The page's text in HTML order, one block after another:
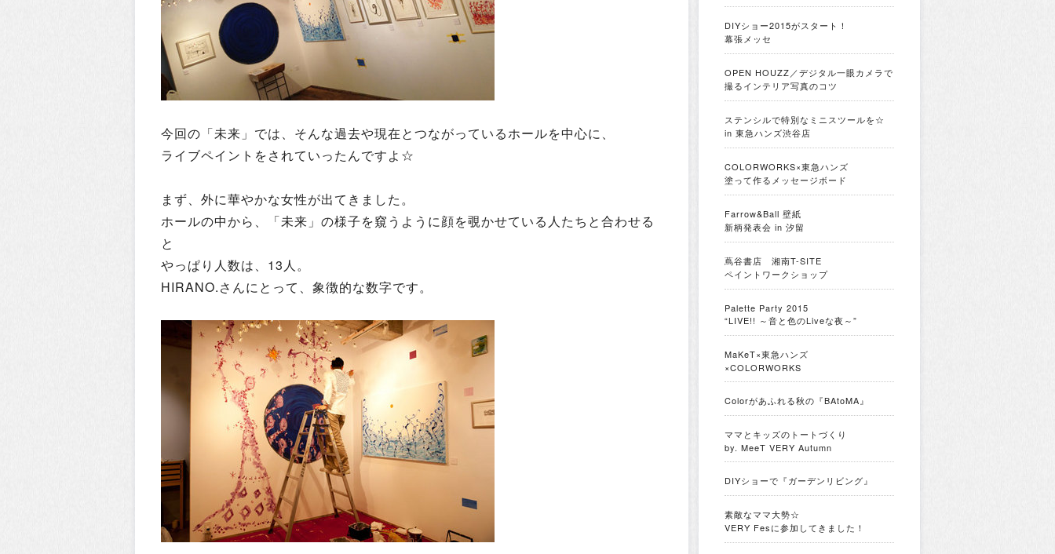
今回の「未来」では、そんな過去や現在とつながっているホールを中心に、
ライブペイントをされていったんですよ☆
まず、外に華やかな女性が出てきました。
ホールの中から、「未来」の様子を窺うように顔を覗かせている人たちと合わせる
と
やっぱり人数は、13人。
HIRANO.さんにとって、象徴的な数字です。
DIYショー2015がスタート！
幕張メッセ
OPEN HOUZZ／デジタル一眼カメラで
撮るインテリア写真のコツ
ステンシルで特別なミニスツールを☆
in 東急ハンズ渋谷店
COLORWORKS×東急ハンズ
塗って作るメッセージボード
Farrow&Ball 壁紙
新柄発表会 in 汐留
蔦谷書店 湘南T-SITE
ペイントワークショップ
Palette Party 2015
“LIVE!! ～音と色のLiveな夜～”
MaKeT×東急ハンズ
×COLORWORKS
Colorがあふれる秋の『BAtoMA』
ママとキッズのトートづくり
by. MeeT VERY Autumn
DIYショーで『ガーデンリビング』
素敵なママ大勢☆
VERY Fesに参加してきました！